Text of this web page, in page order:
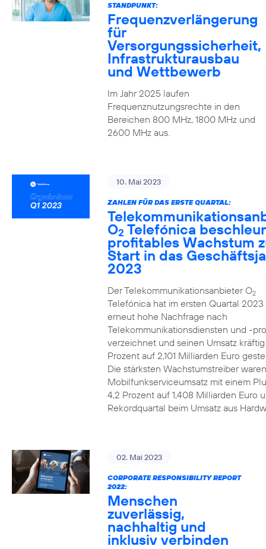
STANDPUNKT:
Frequenzverlängerung
für
Versorgungssicherheit,
Infrastrukturausbau
und Wettbewerb
Im Jahr 2025 laufen
Frequenznutzungsrechte in den
Bereichen 800 MHz, 1800 MHz und
2600 MHz aus.
10. Mai 2023
ZAHLEN FÜR DAS ERSTE QUARTAL:
O2 Telefónica
profitables Wachstum
Start in das
2023
Der Telekommunikationsanbieter O2
Telefónica hat im ersten Quartal 2023
erneut hohe Nachfrage nach
Telekommunikationsdiensten und -
verzeichnet und seinen Umsatz
Prozent auf 2,101 Milliarden Euro
Die stärksten Wachstumstreiber
Mobilfunkserviceumsatz mit einem
4,2 Prozent auf 1,408 Milliarden Euro
Rekordquartal beim Umsatz aus
02. Mai 2023
CORPORATE RESPONSIBILITY REPORT
2022:
Menschen
zuverlässig,
nachhaltig und
inklusiv verbinden